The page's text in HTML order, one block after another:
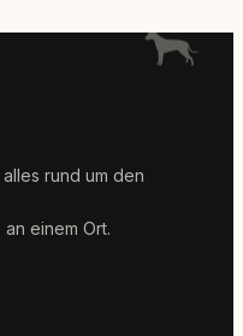
rund um den
einem Ort.